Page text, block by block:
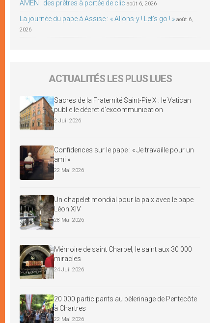
AMEN : des prêtres à portée de clic août 6, 2026
La journée du pape à Assise : « Allons-y ! Let’s go ! » août 6,
2026
ACTUALITÉS LES PLUS LUES
Sacres de la Fraternité Saint-Pie X : le Vatican
publie le décret d’excommunication
2 Juil 2026
Confidences sur le pape : « Je travaille pour un
ami »
22 Mai 2026
Un chapelet mondial pour la paix avec le pape
Léon XIV
28 Mai 2026
Mémoire de saint Charbel, le saint aux 30 000
miracles
24 Juil 2026
20 000 participants au pèlerinage de Pentecôte
à Chartres
22 Mai 2026